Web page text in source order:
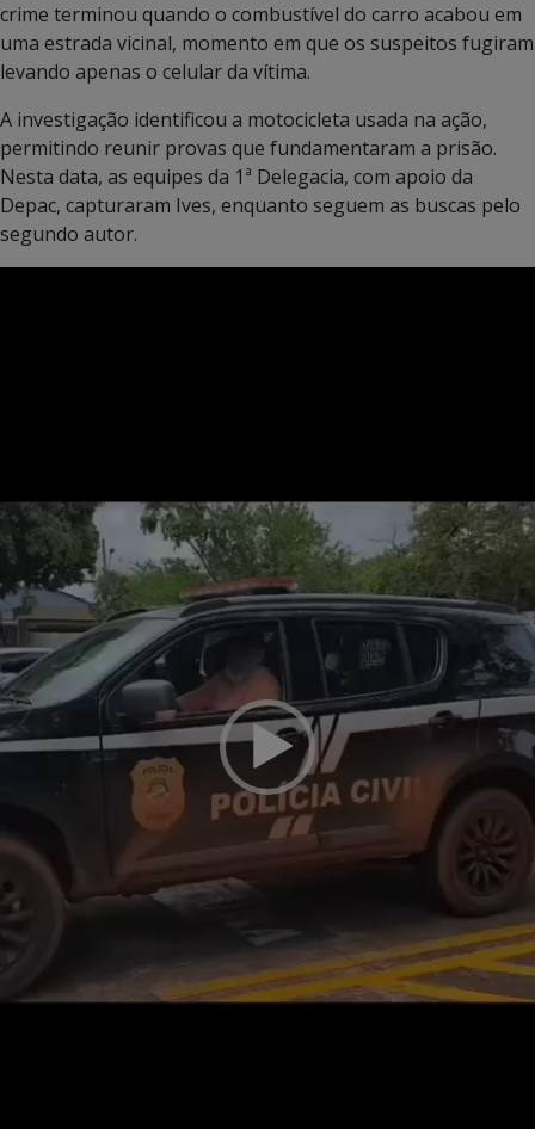
crime terminou quando o combustível do carro acabou em
uma estrada vicinal, momento em que os suspeitos fugiram
levando apenas o celular da vítima.
A investigação identificou a motocicleta usada na ação,
permitindo reunir provas que fundamentaram a prisão.
Nesta data, as equipes da 1ª Delegacia, com apoio da
Depac, capturaram Ives, enquanto seguem as buscas pelo
segundo autor.